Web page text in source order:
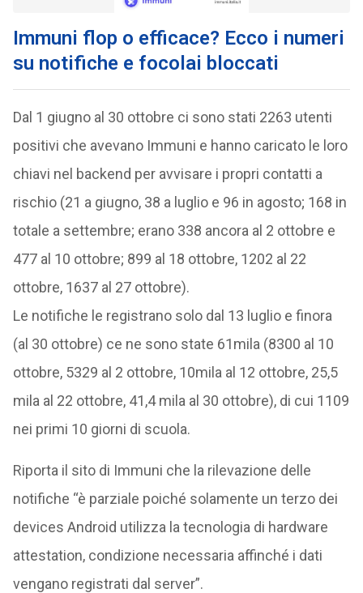
Immuni flop o efficace? Ecco i numeri
su notifiche e focolai bloccati
Dal 1 giugno al 30 ottobre ci sono stati 2263 utenti
positivi che avevano Immuni e hanno caricato le loro
chiavi nel backend per avvisare i propri contatti a
rischio (21 a giugno, 38 a luglio e 96 in agosto; 168 in
totale a settembre; erano 338 ancora al 2 ottobre e
477 al 10 ottobre; 899 al 18 ottobre, 1202 al 22
ottobre, 1637 al 27 ottobre).
Le notifiche le registrano solo dal 13 luglio e finora
(al 30 ottobre) ce ne sono state 61mila (8300 al 10
ottobre, 5329 al 2 ottobre, 10mila al 12 ottobre, 25,5
mila al 22 ottobre, 41,4 mila al 30 ottobre), di cui 1109
nei primi 10 giorni di scuola.
Riporta il sito di Immuni che la rilevazione delle
notifiche “è parziale poiché solamente un terzo dei
devices Android utilizza la tecnologia di hardware
attestation, condizione necessaria affinché i dati
vengano registrati dal server”.